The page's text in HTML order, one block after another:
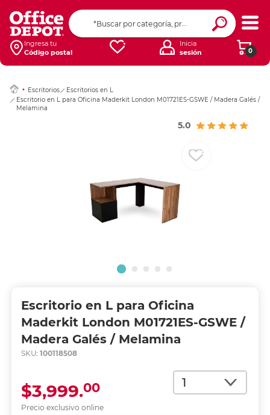
Ingresa tu
Código postal
0
Inicia
sesión
Escritorios
Escritorios en L
Escritorio en L para Oficina Maderkit London M01721ES-GSWE / Madera Galés /
Melamina
5.0
Escritorio en L para Oficina
Maderkit London M01721ES-GSWE /
Madera Galés / Melamina
SKU: 100118508
Cantidad
Precio exclusivo online
$3,999.00
Ingresar Codigo